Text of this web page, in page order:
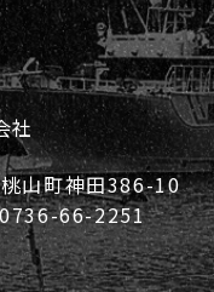
社
山町神田386-10
66-2251